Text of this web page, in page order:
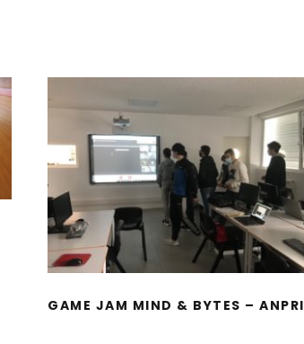
GAME JAM MIND & BYTES
– ANPRI
GAME JAM MIND & BYTES – ANPRI